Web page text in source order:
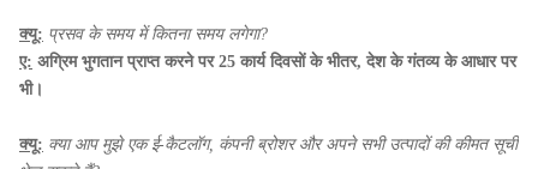
क्यू: प्रसव के समय में कितना समय लगेगा?
ए: अग्रिम भुगतान प्राप्त करने पर 25 कार्य दिवसों के भीतर, देश के गंतव्य के आधार पर
भी।
क्यू: क्या आप मुझे एक ई-कैटलॉग, कंपनी ब्रोशर और अपने सभी उत्पादों की कीमत सूची